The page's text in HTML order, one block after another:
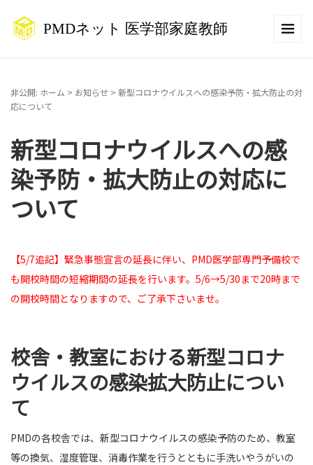
非公開: ホーム > お知らせ > 新型コロナウイルスへの感染予防・拡大防止の対
応について
新型コロナウイルスへの感
染予防・拡大防止の対応に
ついて
【5/7追記】緊急事態宣言の延長に伴い、PMD医学部専門予備校で
も開校時間の短縮期間の延長を行います。5/6→5/30まで20時まで
の開校時間となりますので、ご了承下さいませ。
校舎・教室における新型コロナ
ウイルスの感染拡大防止につい
て
PMDの各校舎では、新型コロナウイルスの感染予防のため、教室
等の換気、湿度管理、消毒作業を行うとともに手洗いやうがいの